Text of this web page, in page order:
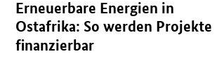
Erneuerbare Energien in
Ostafrika: So werden Projekte
finanzierbar